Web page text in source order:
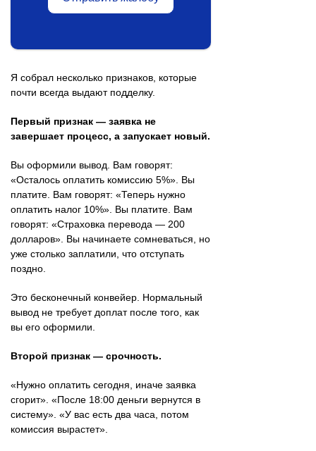
Я собрал несколько признаков, которые
почти всегда выдают подделку.
Первый признак — заявка не
завершает процесс, а запускает новый.
Вы оформили вывод. Вам говорят:
«Осталось оплатить комиссию 5%». Вы
платите. Вам говорят: «Теперь нужно
оплатить налог 10%». Вы платите. Вам
говорят: «Страховка перевода — 200
долларов». Вы начинаете сомневаться, но
уже столько заплатили, что отступать
поздно.
Это бесконечный конвейер. Нормальный
вывод не требует доплат после того, как
вы его оформили.
Второй признак — срочность.
«Нужно оплатить сегодня, иначе заявка
сгорит». «После 18:00 деньги вернутся в
систему». «У вас есть два часа, потом
комиссия вырастет».